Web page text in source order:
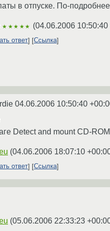
в отпуске. По-
★★★★★ (04.06.2006 10:50:40
ответ Ссылка
04.06.2006 10:50:40
Detect and mount CD-
(04.06.2006 18:07:10
ответ
Ссылка
(05.06.2006 22:33:23